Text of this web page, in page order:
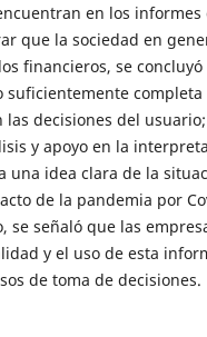
en los
que la sociedad en
financieros, se
suficientemente
decisiones del
y apoyo en la
una idea clara de la
de la pandemia por
se señaló que las
y el uso de esta
de toma de decisiones.